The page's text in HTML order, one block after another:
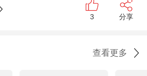
3 分享
查看更多